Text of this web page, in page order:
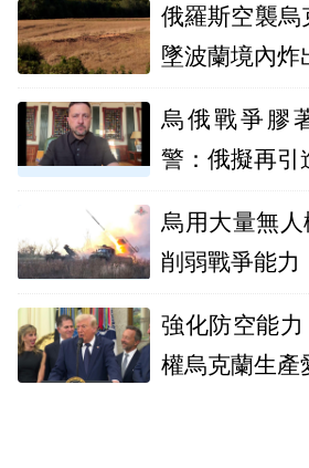
俄羅斯空襲
墜波蘭境內炸
烏俄戰爭
警：俄擬再引
烏用大量無
削弱戰爭能力
強化防空能
權烏克蘭生產